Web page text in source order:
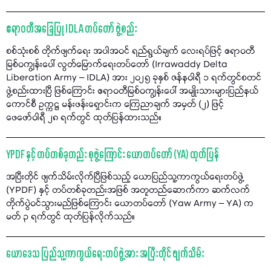
ဧရာဝတီအခြေပြု IDLA တပ်တော် ဖွဲ့စည်း
စစ်သုံးစစ် တိုက်ဖျက်ရေး အပါအဝင် ရည်ရွယ်ချက် လေးရပ်ဖြင့် ဧရာဝတီ
မြစ်ဝကျွန်းပေါ် လွတ်မြောက်ရေးတပ်တော် (Irrawaddy Delta
Liberation Army – IDLA) အား ၂၀၂၅ ခုနှစ် ဇန်နဝါရီ ၁ ရက်တွင်စတင်
ဖွဲ့စည်းထားပြီ ဖြစ်ကြောင်း ဧရာဝတီမြစ်ဝကျွန်းပေါ် အမျိုးသားများပြည်နယ်
ကောင်စီ ဥက္ကဋ္ဌ မန်းဖန်းရှောင်းက ကြေညာချက် အမှတ် (၂) ဖြင့်
ဖေဖော်ဝါရီ ၂၈ ရက်တွင် ထုတ်ပြန်ထားသည်။
YPDF နှင့် တပ်တစ်ခုတည်း စုဖွဲ့ကြောင်း ယောတပ်တော် (YA) ထုတ်ပြန်
အပြီးတိုင် ဖျက်သိမ်းလိုက်ပြီဖြစ်သည့် ယောပြည်သူ့ကာကွယ်ရေးတပ်ဖွဲ့
(YPDF) နှင့် တပ်တစ်ခုတည်းအဖြစ် အတူတည်ဆောက်ကာ ဆက်လက်
တိုက်ပွဲဝင်သွားမည်ဖြစ်ကြောင်း ယောတပ်တော် (Yaw Army – YA) က
မတ် ၃ ရက်တွင် ထုတ်ပြန်လိုက်သည်။
ယောဒေသ ပြည်သူ့ကာကွယ်ရေးတပ်ဖွဲ့အား အပြီးတိုင် ဖျက်သိမ်း